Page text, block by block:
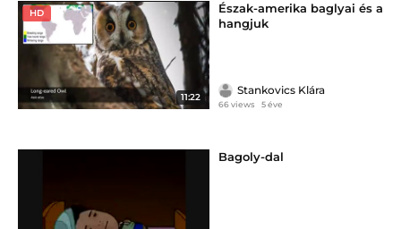
HD
11:22
Észak-amerika baglyai és a
hangjuk
Stankovics Klára
66 views 5 éve
Bagoly-dal